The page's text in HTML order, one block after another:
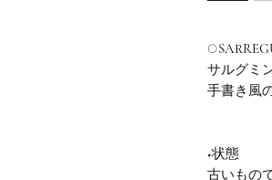
サルグミ
手書き風
◆状態
古いもの